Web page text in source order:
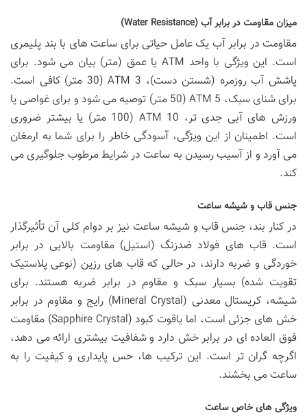
میزان مقاومت در برابر آب (Water Resistance)
مقاومت در برابر آب یک عامل حیاتی برای ساعت های با بند پلیمری
است. این ویژگی با واحد ATM یا عمق (متر) بیان می شود. برای
پاشش آب روزمره (شستن دست)، 3 ATM (30 متر) کافی است.
برای شنای سبک، 5 ATM (50 متر) توصیه می شود و برای غواصی یا
ورزش های آبی جدی تر، 10 ATM (100 متر) یا بیشتر ضروری
است. اطمینان از این ویژگی، آسودگی خاطر را برای شما به ارمغان
می آورد و از آسیب رسیدن به ساعت در شرایط مرطوب جلوگیری می
کند.
جنس قاب و شیشه ساعت
در کنار بند، جنس قاب و شیشه ساعت نیز بر دوام کلی آن تأثیرگذار
است. قاب های فولاد ضدزنگ (استیل) مقاومت بالایی در برابر
خوردگی و ضربه دارند، در حالی که قاب های رزین (نوعی پلاستیک
تقویت شده) بسیار سبک و مقاوم در برابر ضربه هستند. برای
شیشه، کریستال معدنی (Mineral Crystal) رایج و مقاوم در برابر
خش های جزئی است، اما یاقوت کبود (Sapphire Crystal) مقاومت
فوق العاده ای در برابر خش دارد و شفافیت بیشتری ارائه می دهد،
اگرچه گران تر است. این ترکیب ها، حس پایداری و کیفیت را به
ساعت می بخشند.
ویژگی های خاص ساعت